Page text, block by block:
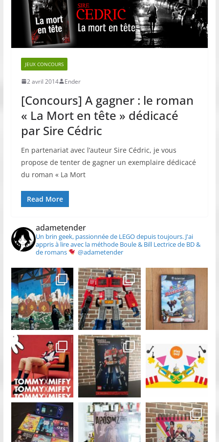
JEUX CONCOURS
2 avril 2014 Ender
[Concours] A gagner : le roman
« La Mort en tête » dédicacé
par Sire Cédric
En partenariat avec l’auteur Sire Cédric, je vous
propose de tenter de gagner un exemplaire dédicacé
du roman « La Mort
Read More
adametender
Un brin geek, passionnée de LEGO depuis toujours.J'ai
appris à lire avec la méthode Boule & Bill Lectrice de BD &
de romans
@adametender